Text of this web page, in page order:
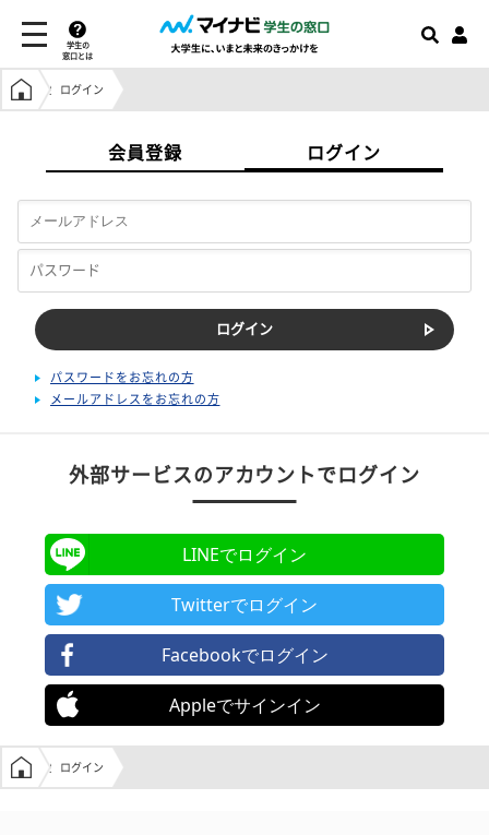
学生の
窓口とは
学生の窓口トップ
ログイン
会員登録 ログイン
パスワードをお忘れの方
メールアドレスをお忘れの方
外部サービスのアカウントでログイン
LINEでログイン
Twitterでログイン
Facebookでログイン
Appleでサインイン
学生の窓口トップ
ログイン